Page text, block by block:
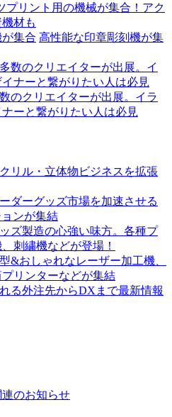
プリント用の機械が集合！アク
材も
高性能な印章彫刻機が集
数のクリエイターが出展。イラ
ーと繋がりたい人は必見
クリル・立体物ビジネスを拡張
ーダーグッズ市場を加速させる
ンが集結
ッズ製造の心強い味方。各種プ
刺繍機などが登場！
&おしゃれなレーザー加工機、
リンターなどが集結
れる外注先からDXまで最新情報
のお知らせ